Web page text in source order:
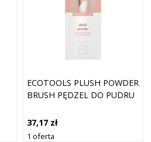
ECOTOOLS PLUSH POWDER
BRUSH PĘDZEL DO PUDRU
37,17 zł
1 oferta